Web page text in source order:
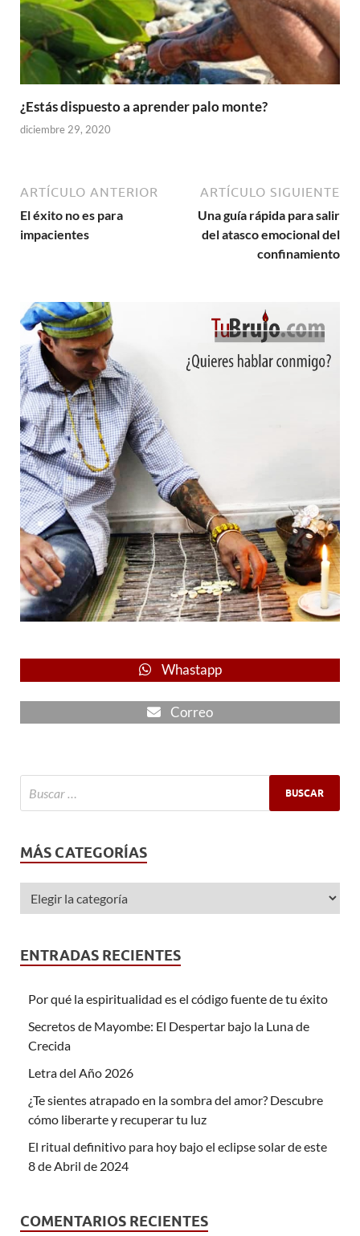
¿Estás dispuesto a aprender palo monte?
diciembre 29, 2020
ARTÍCULO ANTERIOR
El éxito no es para
impacientes
ARTÍCULO SIGUIENTE
Una guía rápida para salir
del atasco emocional del
confinamiento
Whastapp
Correo
MÁS CATEGORÍAS
ENTRADAS RECIENTES
Por qué la espiritualidad es el código fuente de tu éxito
Secretos de Mayombe: El Despertar bajo la Luna de
Crecida
Letra del Año 2026
¿Te sientes atrapado en la sombra del amor? Descubre
cómo liberarte y recuperar tu luz
El ritual definitivo para hoy bajo el eclipse solar de este
8 de Abril de 2024
COMENTARIOS RECIENTES